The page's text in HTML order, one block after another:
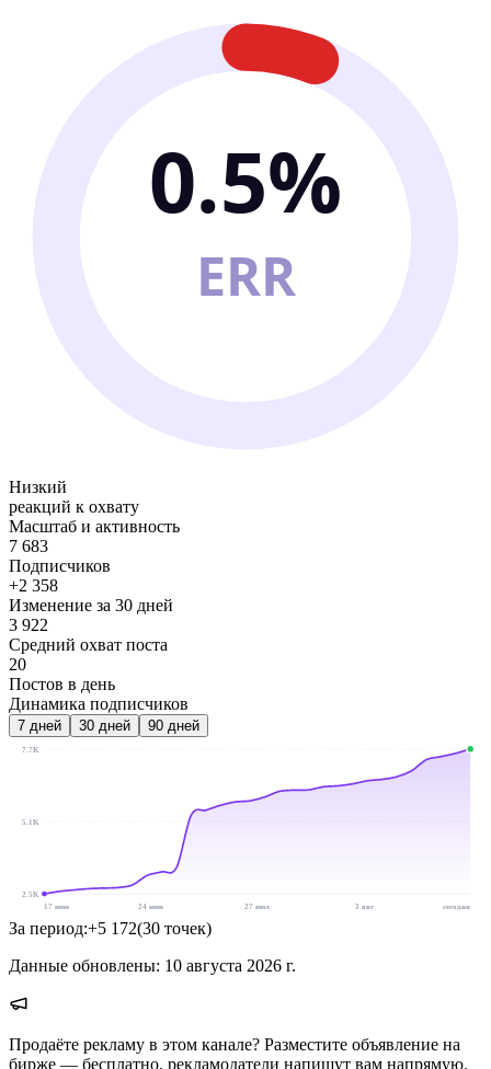
0.5%
ERR
Низкий
реакций к охвату
Масштаб и активность
7 683
Подписчиков
+2 358
Изменение за 30 дней
3 922
Средний охват поста
20
Постов в день
Динамика подписчиков
7 дней 30 дней 90 дней
7.7K
5.1K
2.5K
17 июн
24 июн 27 июл 3 авг сегодня
За период:+5 172(30 точек)
Данные обновлены: 10 августа 2026 г.
Продаёте рекламу в этом канале? Разместите объявление на
бирже — бесплатно, рекламодатели напишут вам напрямую.